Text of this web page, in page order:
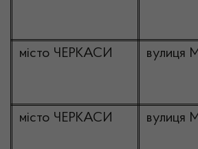
місто ЧЕРКАСИ
вулиця
місто ЧЕРКАСИ вулиця